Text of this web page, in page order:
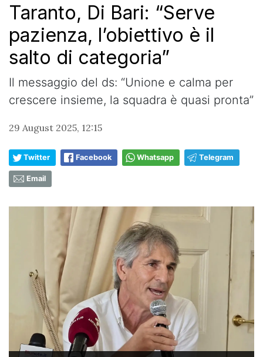
Taranto, Di Bari: “Serve
pazienza, l’obiettivo è il
salto di categoria”
Il messaggio del ds: “Unione e calma per
crescere insieme, la squadra è quasi pronta”
29 August 2025, 12:15
Twitter Facebook Whatsapp Telegram
Email